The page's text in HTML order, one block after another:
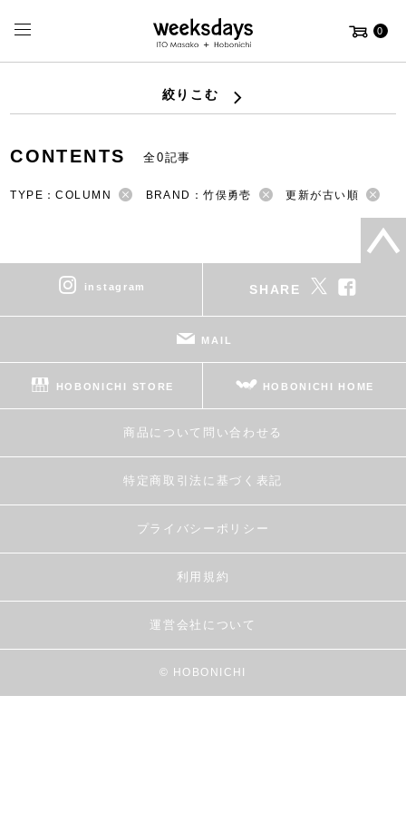
0
絞りこむ
CONTENTS 全0記事
TYPE：COLUMN BRAND：竹俣勇壱 更新が古い順
instagram SHARE
MAIL
HOBONICHI STORE HOBONICHI HOME
商品について問い合わせる
特定商取引法に基づく表記
プライバシーポリシー
利用規約
運営会社について
© HOBONICHI